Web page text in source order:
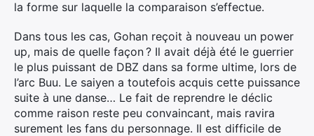
la forme sur laquelle la comparaison s’effectue.
Dans tous les cas, Gohan reçoit à nouveau un power
up, mais de quelle façon ? Il avait déjà été le guerrier
le plus puissant de DBZ dans sa forme ultime, lors de
l’arc Buu. Le saiyen a toutefois acquis cette puissance
suite à une danse… Le fait de reprendre le déclic
comme raison reste peu convaincant, mais ravira
surement les fans du personnage. Il est difficile de